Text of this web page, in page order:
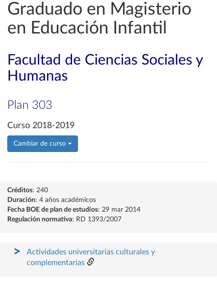
Graduado en Magisterio
en Educación Infantil
Facultad de Ciencias Sociales y
Humanas
Plan 303
Curso 2018-2019
Cambiar de curso
Créditos: 240
Duración: 4 años académicos
Fecha BOE de plan de estudios: 29 mar 2014
Regulación normativa: RD 1393/2007
Actividades universitarias culturales y
complementarias